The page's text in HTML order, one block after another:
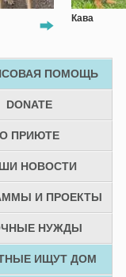
ПОМОЩЬ
DONATE
О ПРИЮТЕ
НОВОСТИ
И ПРОЕКТЫ
НУЖДЫ
ИЩУТ ДОМ